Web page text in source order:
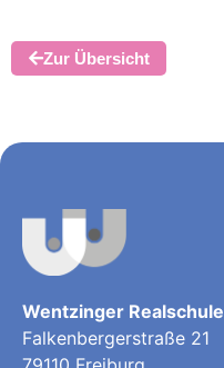
Zur Übersicht
Wentzinger Realschule
Falkenbergerstraße 21